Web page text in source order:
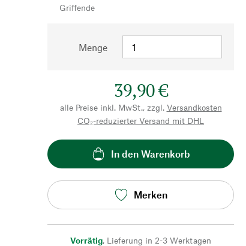
Griffende
Menge
39,90 €
alle Preise inkl. MwSt., zzgl. Versandkosten
CO₂-reduzierter Versand mit DHL
In den Warenkorb
Merken
Vorrätig, Lieferung in 2-3 Werktagen